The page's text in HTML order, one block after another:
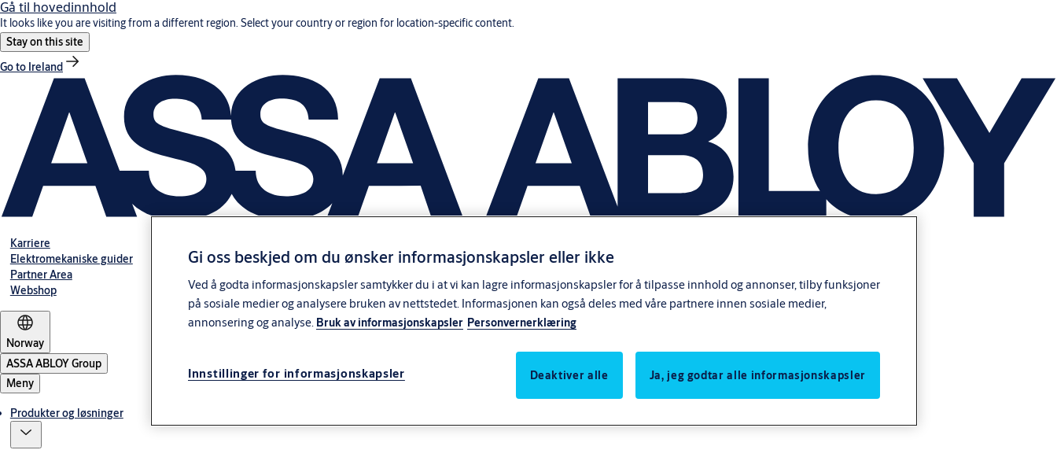
Gå til hovedinnhold
It looks like you are visiting from a different region. Select your country or region for location-specific content.
Stay on this site
Go to Ireland
Karriere
Elektromekaniske guider
Partner Area
Webshop
Norway
ASSA ABLOY Group
Meny
Produkter og løsninger
Gi oss beskjed om du ønsker informasjonskapsler eller ikke
Ved å godta informasjonskapsler samtykker du i at vi kan lagre informasjonskapsler for å tilpasse innhold og annonser, tilby funksjoner
på sosiale medier og analysere bruken av nettstedet. Informasjonen kan også deles med våre partnere innen sosiale medier,
annonsering og analyse. Bruk av informasjonskapsler Personvernerklæring
Innstillinger for informasjonskapsler Deaktiver alle Ja, jeg godtar alle informasjonskapsler